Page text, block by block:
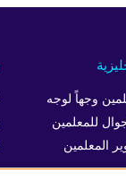
وجهاً لوجه
للمعلمين
المعلمين